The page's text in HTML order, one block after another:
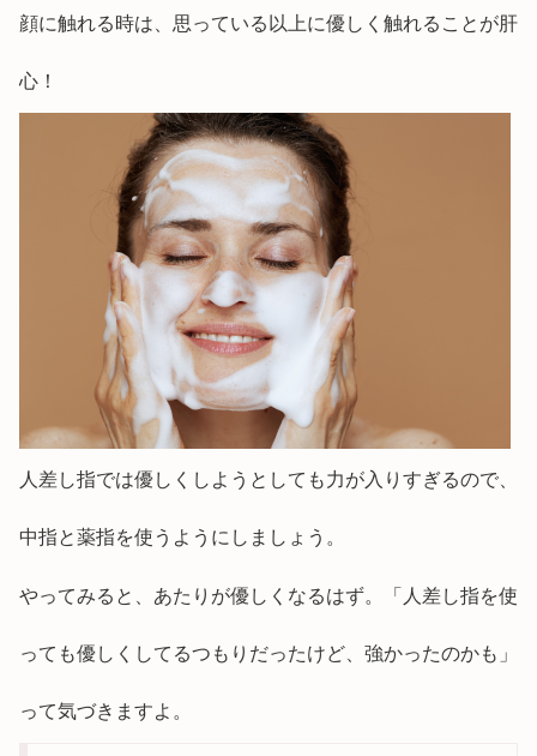
顔に触れる時は、思っている以上に優しく触れることが肝
心！
人差し指では優しくしようとしても力が入りすぎるので、
中指と薬指を使うようにしましょう。
やってみると、あたりが優しくなるはず。「人差し指を使
っても優しくしてるつもりだったけど、強かったのかも」
って気づきますよ。